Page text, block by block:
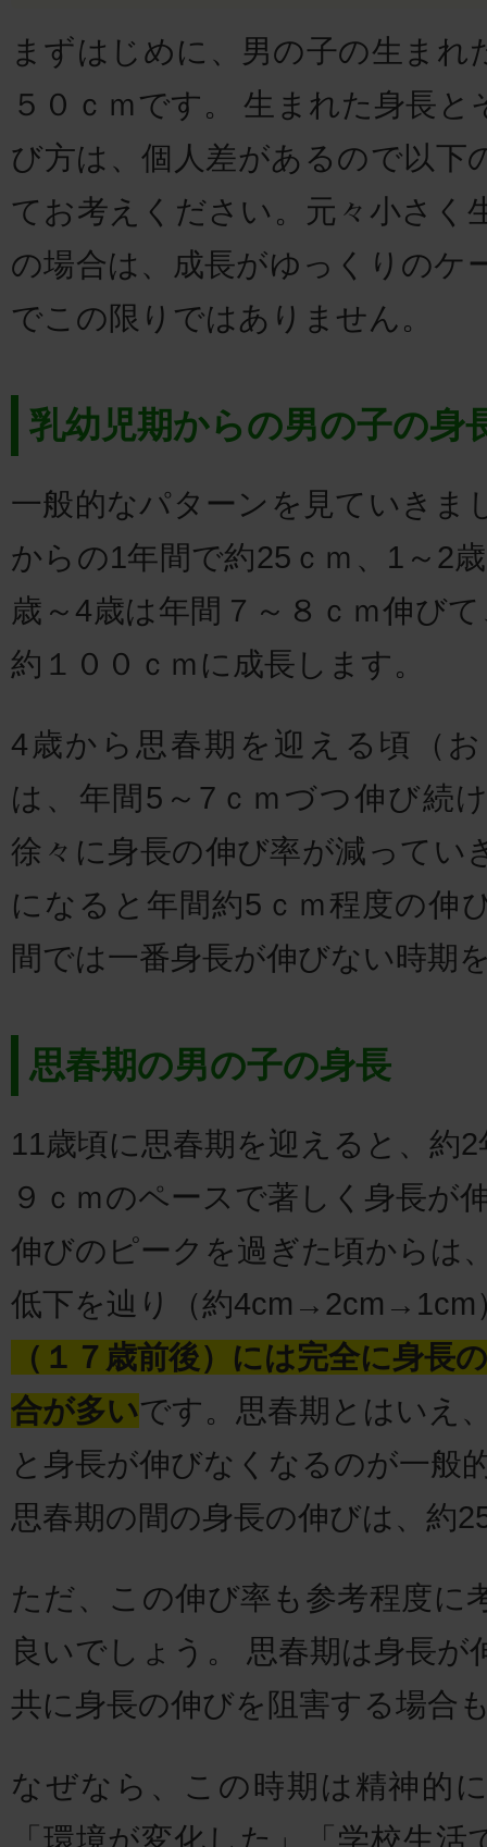
まずはじめに、男の子の生まれ
５０ｃｍです。 生まれた身長と
び方は、個人差があるので以下
てお考えください。元々小さく
の場合は、成長がゆっくりのケ
でこの限りではありません。
乳幼児期からの男の子の身
一般的なパターンを見ていきま
からの1年間で約25ｃｍ、1～2
歳～4歳は年間７～８ｃｍ伸び
約１００ｃｍに成長します。
4歳から思春期を迎える頃（
は、年間5～7ｃｍづつ伸び続
徐々に身長の伸び率が減ってい
になると年間約5ｃｍ程度の伸
間では一番身長が伸びない時期
思春期の男の子の身長
11歳頃に思春期を迎えると、約
９ｃｍのペースで著しく身長が
伸びのピークを過ぎた頃からは
低下を辿り（約4cm→2cm→1cm
（１７歳前後）には完全に身長
合が多いです。思春期とはいえ
と身長が伸びなくなるのが一般
思春期の間の身長の伸びは、約
ただ、この伸び率も参考程度に
良いでしょう。 思春期は身長が
共に身長の伸びを阻害する場合
なぜなら、この時期は精神的
「環境が変化した」「学校生活